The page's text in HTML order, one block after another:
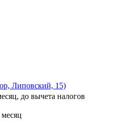
Липовский, 15)
до вычета налогов